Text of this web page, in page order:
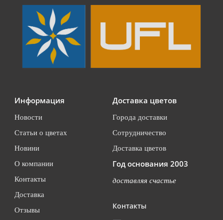
Информация
Новости
Статьи о цветах
Новини
О компании
Контакты
Доставка
Отзывы
Доставка цветов
Города доставки
Сотрудничество
Доставка цветов
Год основания 2003
доставляя счастье
Контакты